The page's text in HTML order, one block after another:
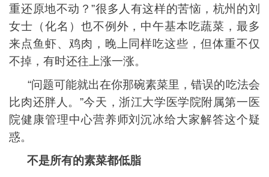
重还原地不动？”很多人有这样的苦恼，杭州的刘
女士（化名）也不例外，中午基本吃蔬菜，最多
来点鱼虾、鸡肉，晚上同样吃这些，但体重不仅
不掉，有时还往上涨一涨。
“问题可能就出在你那碗素菜里，错误的吃法会
比肉还胖人。”今天，浙江大学医学院附属第一医
院健康管理中心营养师刘沉冰给大家解答这个疑
惑。
不是所有的素菜都低脂